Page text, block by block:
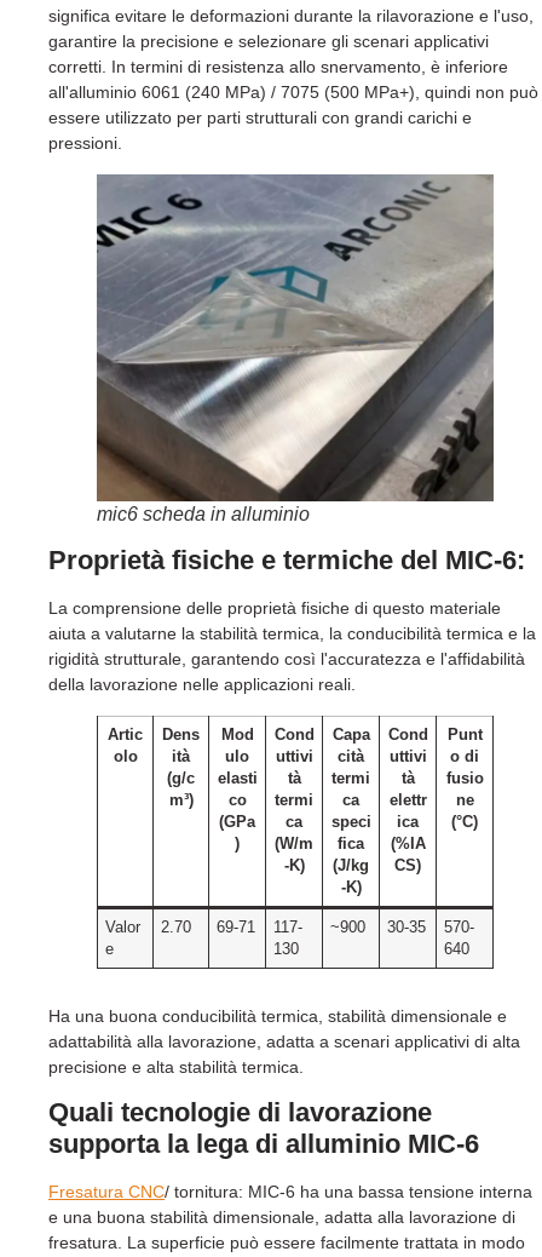
significa evitare le deformazioni durante la rilavorazione e l'uso,
garantire la precisione e selezionare gli scenari applicativi
corretti. In termini di resistenza allo snervamento, è inferiore
all'alluminio 6061 (240 MPa) / 7075 (500 MPa+), quindi non può
essere utilizzato per parti strutturali con grandi carichi e
pressioni.
mic6 scheda in alluminio
Proprietà fisiche e termiche del MIC-6:
La comprensione delle proprietà fisiche di questo materiale
aiuta a valutarne la stabilità termica, la conducibilità termica e la
rigidità strutturale, garantendo così l'accuratezza e l'affidabilità
della lavorazione nelle applicazioni reali.
Artic
olo
Dens
ità
(g/c
m³)
Mod
ulo
elasti
co
(GPa
)
Cond
uttivi
tà
termi
ca
(W/m
-K)
Capa
cità
termi
ca
speci
fica
(J/kg
-K)
Cond
uttivi
tà
elettr
ica
(%IA
CS)
Punt
o di
fusio
ne
(°C)
Valor
e
2.70 69-71
117-
130
~900 30-35
570-
640
Ha una buona conducibilità termica, stabilità dimensionale e
adattabilità alla lavorazione, adatta a scenari applicativi di alta
precisione e alta stabilità termica.
Quali tecnologie di lavorazione
supporta la lega di alluminio MIC-6
Fresatura CNC/ tornitura: MIC-6 ha una bassa tensione interna
e una buona stabilità dimensionale, adatta alla lavorazione di
fresatura. La superficie può essere facilmente trattata in modo